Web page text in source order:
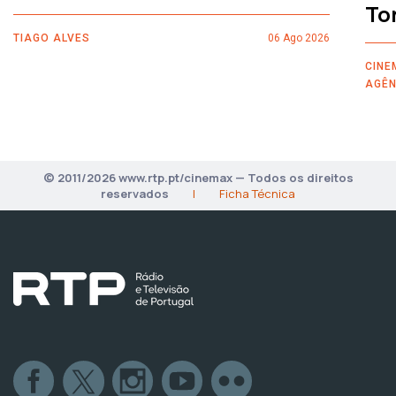
TIAGO ALVES 06 Ago 2026
© 2011/2026 www.rtp.pt/cinemax — Todos os direitos
reservados
| Ficha Técnica